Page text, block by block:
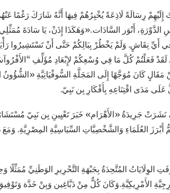
جَانْفِي 1958 بَعَثَ إِلَيْهِمْ رِسَالَةً لَاذِعَةً يُخْبِرُهُمْ فِيهَا أَنَّهُ
أَنْوَر السَّادَات.«وَهَكَذَا إِذَنْ، يَا سَادَةَ
أَيِّ نِقَاشٍ. وَلَمْ يَخْطُرْ بِبَالِكُمْ حَتَّى أَنْ تَسْتَشِيرُوا
فَعَلْتُمْ كُلَّ مَا فِي وُسْعِكُمْ لإِبْعَادِ مُؤَلِّفِ
كَانَ مُوَجَّهًا إِلَى المَجَلَّةِ السُّوفْيَاتِيَّةِ «الشُّؤُونُ
عَلَى مَدَى اقْتِنَاعِهِ بِأَفْكَارِ بِن نَبِيّ.
وَفِي عَدَدِ 8 فِيفْرِي 1958، نَشَرَتْ جَرِيدَةُ «الأَهْرَام» خَبَرَ تَعْيِينِ
أَبْرَزَ العُلَمَاءِ وَالشَّخْصِيَّاتِ السِّيَاسِيَّةِ المِصْرِيَّةِ.
فِيفْرِي 1958 اعْتَرَفَتِ الوِلَايَاتُ المُتَّحِدَةُ بِجَبْهَةِ التَّحْرِيرِ
الأَمْرِيكِيَّةِ.وَكَانَ كُلٌّ مِنْ دَبَّاغِين وَبِنْ خَدَّة